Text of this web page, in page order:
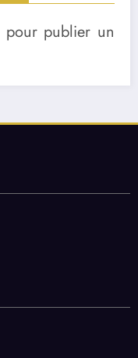
pour publier un